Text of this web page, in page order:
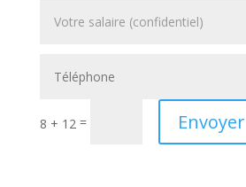
8 + 12 = Envoyer